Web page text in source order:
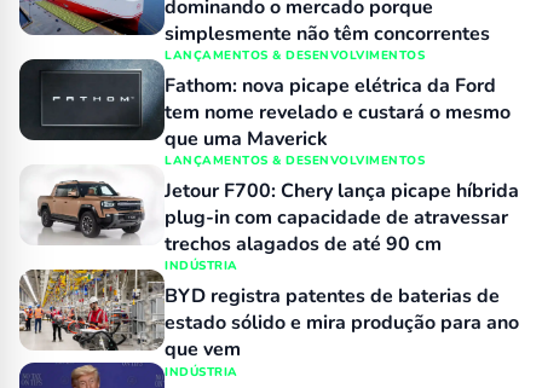
dominando o mercado porque
simplesmente não têm concorrentes
LANÇAMENTOS & DESENVOLVIMENTOS
Fathom: nova picape elétrica da Ford
tem nome revelado e custará o mesmo
que uma Maverick
LANÇAMENTOS & DESENVOLVIMENTOS
Jetour F700: Chery lança picape híbrida
plug-in com capacidade de atravessar
trechos alagados de até 90 cm
INDÚSTRIA
BYD registra patentes de baterias de
estado sólido e mira produção para ano
que vem
INDÚSTRIA